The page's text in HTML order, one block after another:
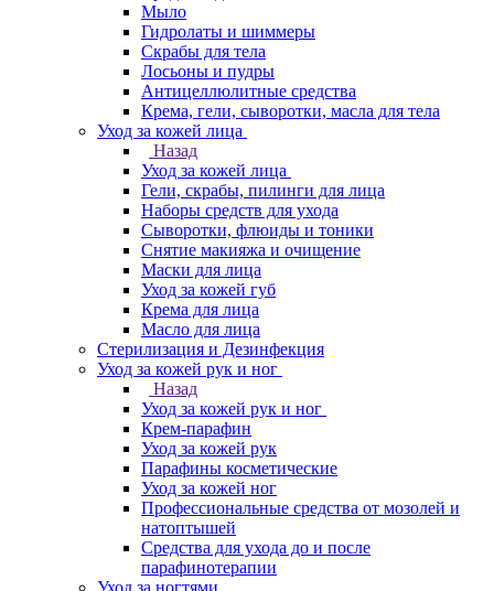
Мыло
Гидролаты и шиммеры
Скрабы для тела
Лосьоны и пудры
Антицеллюлитные средства
Крема, гели, сыворотки, масла для тела
Уход за кожей лица
Назад
Уход за кожей лица
Гели, скрабы, пилинги для лица
Наборы средств для ухода
Сыворотки, флюиды и тоники
Снятие макияжа и очищение
Маски для лица
Уход за кожей губ
Крема для лица
Масло для лица
Стерилизация и Дезинфекция
Уход за кожей рук и ног
Назад
Уход за кожей рук и ног
Крем-парафин
Уход за кожей рук
Парафины косметические
Уход за кожей ног
Профессиональные средства от мозолей и
натоптышей
Средства для ухода до и после
парафинотерапии
Уход за ногтями